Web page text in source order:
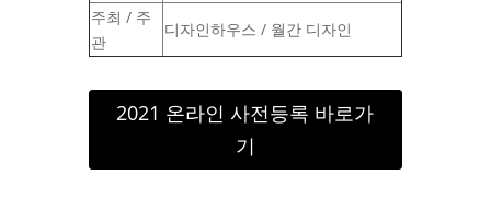
주최 / 주
관
디자인하우스 / 월간 디자인
2021 온라인 사전등록 바로가
기